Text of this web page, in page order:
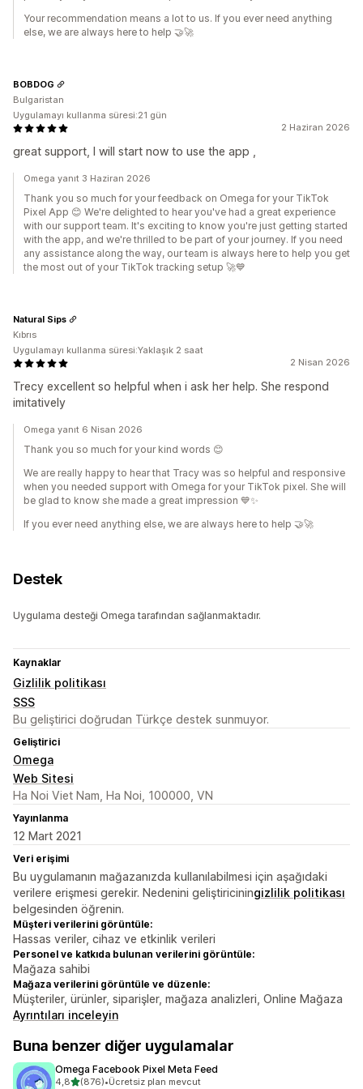
Your recommendation means a lot to us. If you ever need anything
else, we are always here to help 🤝🚀
2 Haziran 2026
great support, I will start now to use the app ,
BOBDOG
Bulgaristan
Uygulamayı kullanma süresi:21 gün
Omega yanıt 3 Haziran 2026
Thank you so much for your feedback on Omega for your TikTok
Pixel App 😊 We're delighted to hear you've had a great experience
with our support team. It's exciting to know you're just getting started
with the app, and we're thrilled to be part of your journey. If you need
any assistance along the way, our team is always here to help you get
the most out of your TikTok tracking setup 🚀💙
2 Nisan 2026
Trecy excellent so helpful when i ask her help. She respond
imitatively
Natural Sips
Kıbrıs
Uygulamayı kullanma süresi:Yaklaşık 2 saat
Omega yanıt 6 Nisan 2026
Thank you so much for your kind words 😊
We are really happy to hear that Tracy was so helpful and responsive
when you needed support with Omega for your TikTok pixel. She will
be glad to know she made a great impression 💙✨
If you ever need anything else, we are always here to help 🤝🚀
Destek
Uygulama desteği Omega tarafından sağlanmaktadır.
Kaynaklar
Gizlilik politikası
SSS
Bu geliştirici doğrudan Türkçe destek sunmuyor.
Geliştirici
Omega
Web Sitesi
Ha Noi Viet Nam, Ha Noi, 100000, VN
Yayınlanma
12 Mart 2021
Veri erişimi
Bu uygulamanın mağazanızda kullanılabilmesi için aşağıdaki
verilere erişmesi gerekir. Nedenini geliştiriciningizlilik politikası
belgesinden öğrenin.
Müşteri verilerini görüntüle:
Hassas veriler, cihaz ve etkinlik verileri
Personel ve katkıda bulunan verilerini görüntüle:
Mağaza sahibi
Mağaza verilerini görüntüle ve düzenle:
Müşteriler, ürünler, siparişler, mağaza analizleri, Online Mağaza
Ayrıntıları inceleyin
Buna benzer diğer uygulamalar
Omega Facebook Pixel Meta Feed
4,85 yıldız üzerinden
(876)•Ücretsiz plan mevcut